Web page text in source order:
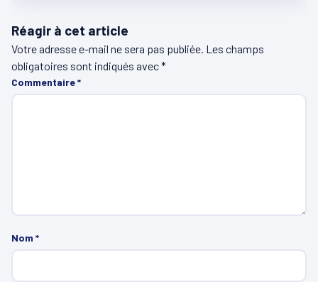
Réagir à cet article
Votre adresse e-mail ne sera pas publiée. Les champs
obligatoires sont indiqués avec*
Commentaire*
Nom *